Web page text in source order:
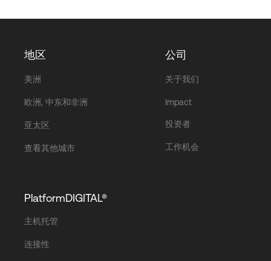
地区
美洲
欧洲, 中东和非洲
亚太区
查看其他城市
公司
关于我们
Impact
投资者
工作机会
PlatformDIGITAL®
主机托管
连接性